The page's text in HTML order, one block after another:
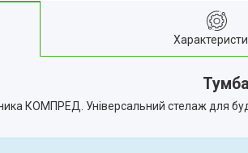
КОМПРЕД. Універсальний стелаж для